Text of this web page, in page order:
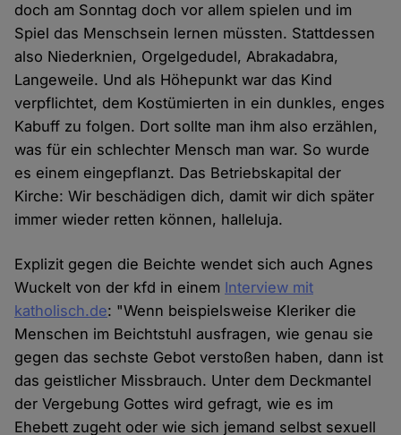
doch am Sonntag doch vor allem spielen und im
Spiel das Menschsein lernen müssten. Stattdessen
also Niederknien, Orgelgedudel, Abrakadabra,
Langeweile. Und als Höhepunkt war das Kind
verpflichtet, dem Kostümierten in ein dunkles, enges
Kabuff zu folgen. Dort sollte man ihm also erzählen,
was für ein schlechter Mensch man war. So wurde
es einem eingepflanzt. Das Betriebskapital der
Kirche: Wir beschädigen dich, damit wir dich später
immer wieder retten können, halleluja.
Explizit gegen die Beichte wendet sich auch Agnes
Wuckelt von der kfd in einem Interview mit
katholisch.de: "Wenn beispielsweise Kleriker die
Menschen im Beichtstuhl ausfragen, wie genau sie
gegen das sechste Gebot verstoßen haben, dann ist
das geistlicher Missbrauch. Unter dem Deckmantel
der Vergebung Gottes wird gefragt, wie es im
Ehebett zugeht oder wie sich jemand selbst sexuell